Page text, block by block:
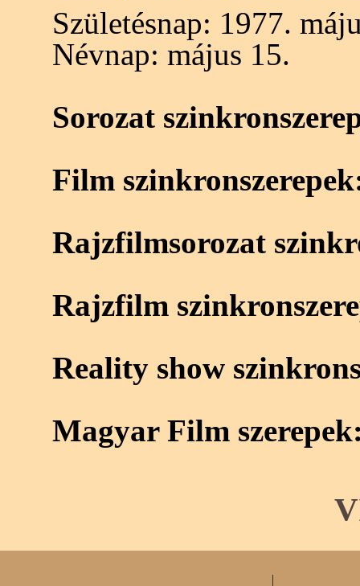
Születésnap: 1977.
Névnap: május 15.
Sorozat
Film
Rajzfilmsorozat
Rajzfilm
Reality show
Magyar Film